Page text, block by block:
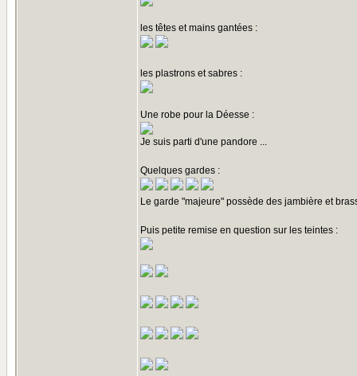
les têtes et mains gantées :
les plastrons et sabres :
Une robe pour la Déesse :
Je suis parti d'une pandore ...
Quelques gardes :
Le garde "majeure" possède des jambière et
Puis petite remise en question sur les teintes :